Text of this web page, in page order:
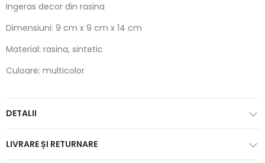
Ingeras decor din rasina
Dimensiuni: 9 cm x 9 cm x 14 cm
Material: rasina, sintetic
Culoare: multicolor
DETALII
LIVRARE ȘI RETURNARE